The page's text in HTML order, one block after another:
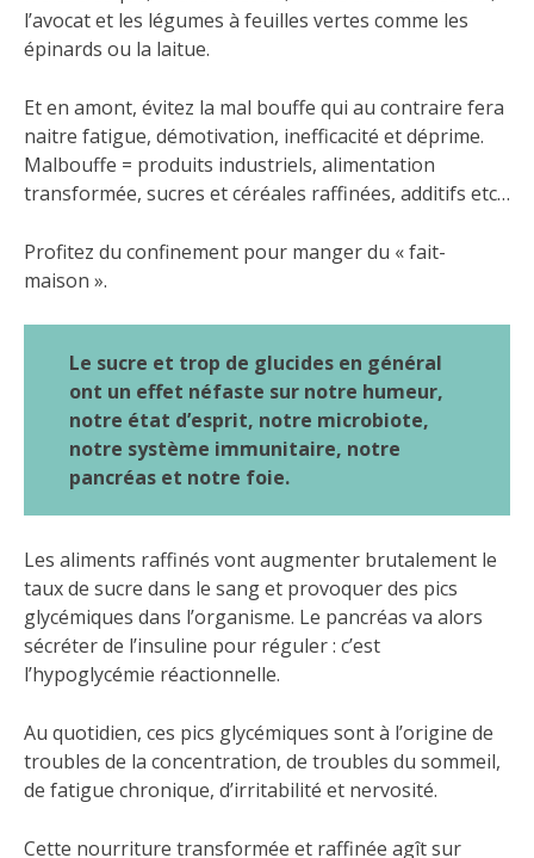
l’avocat et les légumes à feuilles vertes comme les
épinards ou la laitue.
Et en amont, évitez la mal bouffe qui au contraire fera
naitre fatigue, démotivation, inefficacité et déprime.
Malbouffe = produits industriels, alimentation
transformée, sucres et céréales raffinées, additifs etc…
Profitez du confinement pour manger du « fait-
maison ».
Le sucre et trop de glucides en général
ont un effet néfaste sur notre humeur,
notre état d’esprit, notre microbiote,
notre système immunitaire, notre
pancréas et notre foie.
Les aliments raffinés vont augmenter brutalement le
taux de sucre dans le sang et provoquer des pics
glycémiques dans l’organisme. Le pancréas va alors
sécréter de l’insuline pour réguler : c’est
l’hypoglycémie réactionnelle.
Au quotidien, ces pics glycémiques sont à l’origine de
troubles de la concentration, de troubles du sommeil,
de fatigue chronique, d’irritabilité et nervosité.
Cette nourriture transformée et raffinée agît sur